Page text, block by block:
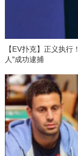
【EV扑克】正义执
人”成功逮捕